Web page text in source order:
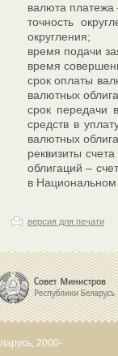
валюта
точность
округления;
время подачи
время
срок оплаты
валютных
срок передачи
средств в
валютных
реквизиты
облигаций –
в Национальном
версия для печати
2000-